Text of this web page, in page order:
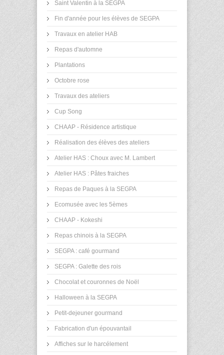
Saint Valentin à la SEGPA
Fin d'année pour les élèves de SEGPA
Travaux en atelier HAB
Repas d'automne
Plantations
Octobre rose
Travaux des ateliers
Cup Song
CHAAP - Résidence artistique
Réalisation des élèves des ateliers
Atelier HAS : Choux avec M. Lambert
Atelier HAS : Pâtes fraiches
Repas de Paques à la SEGPA
Ecomusée avec les 5èmes
CHAAP - Kokeshi
Repas chinois à la SEGPA
SEGPA : café gourmand
SEGPA : Galette des rois
Chocolat et couronnes de Noël
Halloween à la SEGPA
Petit-dejeuner gourmand
Fabrication d'un épouvantail
Affiches sur le harcélement